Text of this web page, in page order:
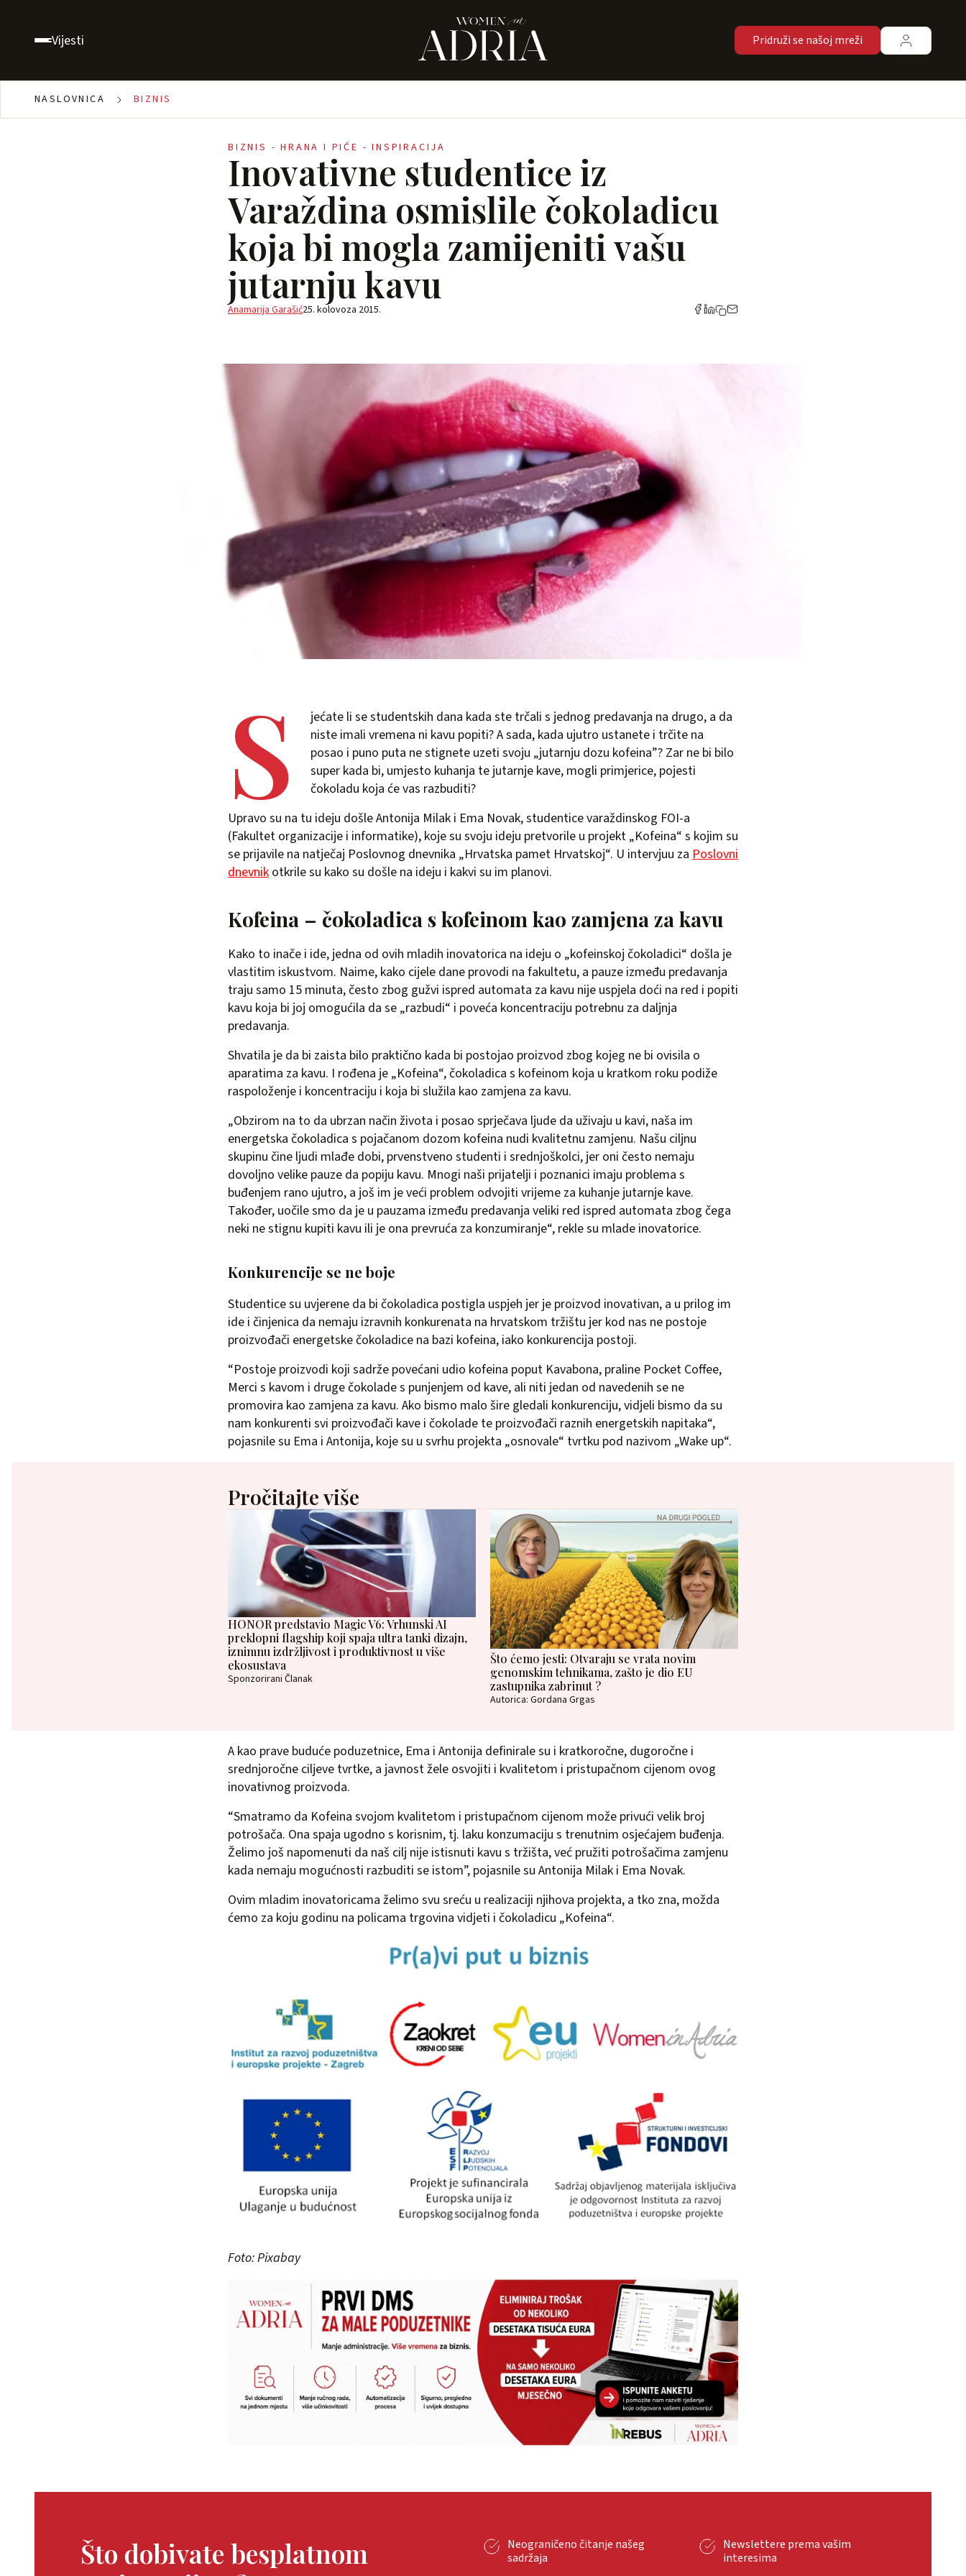
Vijesti Pridruži se našoj mreži
NASLOVNICA BIZNIS
BIZNIS - HRANA I PIĆE - INSPIRACIJA
Inovativne studentice iz
Varaždina osmislile čokoladicu
koja bi mogla zamijeniti vašu
jutarnju kavu
Anamarija Garašić25. kolovoza 2015.
S
jećate li se studentskih dana kada ste trčali s jednog predavanja na drugo, a da
niste imali vremena ni kavu popiti? A sada, kada ujutro ustanete i trčite na
posao i puno puta ne stignete uzeti svoju „jutarnju dozu kofeina”? Zar ne bi bilo
super kada bi, umjesto kuhanja te jutarnje kave, mogli primjerice, pojesti
čokoladu koja će vas razbuditi?
Upravo su na tu ideju došle Antonija Milak i Ema Novak, studentice varaždinskog FOI-a
(Fakultet organizacije i informatike), koje su svoju ideju pretvorile u projekt „Kofeina“ s kojim su
se prijavile na natječaj Poslovnog dnevnika „Hrvatska pamet Hrvatskoj“. U intervjuu za Poslovni
dnevnik otkrile su kako su došle na ideju i kakvi su im planovi.
Kofeina – čokoladica s kofeinom kao zamjena za kavu
Kako to inače i ide, jedna od ovih mladih inovatorica na ideju o „kofeinskoj čokoladici“ došla je
vlastitim iskustvom. Naime, kako cijele dane provodi na fakultetu, a pauze između predavanja
traju samo 15 minuta, često zbog gužvi ispred automata za kavu nije uspjela doći na red i popiti
kavu koja bi joj omogućila da se „razbudi“ i poveća koncentraciju potrebnu za daljnja
predavanja.
Shvatila je da bi zaista bilo praktično kada bi postojao proizvod zbog kojeg ne bi ovisila o
aparatima za kavu. I rođena je „Kofeina“, čokoladica s kofeinom koja u kratkom roku podiže
raspoloženje i koncentraciju i koja bi služila kao zamjena za kavu.
„Obzirom na to da ubrzan način života i posao sprječava ljude da uživaju u kavi, naša im
energetska čokoladica s pojačanom dozom kofeina nudi kvalitetnu zamjenu. Našu ciljnu
skupinu čine ljudi mlađe dobi, prvenstveno studenti i srednjoškolci, jer oni često nemaju
dovoljno velike pauze da popiju kavu. Mnogi naši prijatelji i poznanici imaju problema s
buđenjem rano ujutro, a još im je veći problem odvojiti vrijeme za kuhanje jutarnje kave.
Također, uočile smo da je u pauzama između predavanja veliki red ispred automata zbog čega
neki ne stignu kupiti kavu ili je ona prevruća za konzumiranje“, rekle su mlade inovatorice.
Konkurencije se ne boje
Studentice su uvjerene da bi čokoladica postigla uspjeh jer je proizvod inovativan, a u prilog im
ide i činjenica da nemaju izravnih konkurenata na hrvatskom tržištu jer kod nas ne postoje
proizvođači energetske čokoladice na bazi kofeina, iako konkurencija postoji.
“Postoje proizvodi koji sadrže povećani udio kofeina poput Kavabona, praline Pocket Coffee,
Merci s kavom i druge čokolade s punjenjem od kave, ali niti jedan od navedenih se ne
promovira kao zamjena za kavu. Ako bismo malo šire gledali konkurenciju, vidjeli bismo da su
nam konkurenti svi proizvođači kave i čokolade te proizvođači raznih energetskih napitaka“,
pojasnile su Ema i Antonija, koje su u svrhu projekta „osnovale“ tvrtku pod nazivom „Wake up“.
Pročitajte više
HONOR predstavio Magic V6: Vrhunski AI
preklopni flagship koji spaja ultra tanki dizajn,
iznimnu izdržljivost i produktivnost u više
ekosustava
Sponzorirani Članak
Što ćemo jesti: Otvaraju se vrata novim
genomskim tehnikama, zašto je dio EU
zastupnika zabrinut ?
Autorica: Gordana Grgas
A kao prave buduće poduzetnice, Ema i Antonija definirale su i kratkoročne, dugoročne i
srednjoročne ciljeve tvrtke, a javnost žele osvojiti i kvalitetom i pristupačnom cijenom ovog
inovativnog proizvoda.
“Smatramo da Kofeina svojom kvalitetom i pristupačnom cijenom može privući velik broj
potrošača. Ona spaja ugodno s korisnim, tj. laku konzumaciju s trenutnim osjećajem buđenja.
Želimo još napomenuti da naš cilj nije istisnuti kavu s tržišta, već pružiti potrošačima zamjenu
kada nemaju mogućnosti razbuditi se istom”, pojasnile su Antonija Milak i Ema Novak.
Ovim mladim inovatoricama želimo svu sreću u realizaciji njihova projekta, a tko zna, možda
ćemo za koju godinu na policama trgovina vidjeti i čokoladicu „Kofeina“.
Foto: Pixabay
Što dobivate besplatnom
Neograničeno čitanje našeg
sadržaja
Newslettere prema vašim
interesima